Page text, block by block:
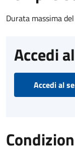
Durata massima
Accedi
Accedi al